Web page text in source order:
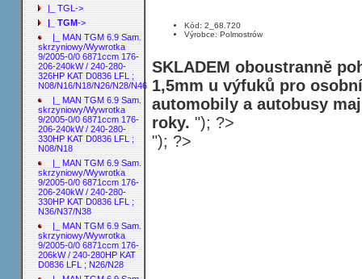
|_ TGL->
|_ TGM->
|_ MAN TGM 6.9 Sam.
skrzyniowy/Wywrotka
9/2005-0/0 6871ccm 176-
206-240kW / 240-280-
326HP KAT D0836 LFL ;
N08/N16/N18/N26/N28/N46
|_ MAN TGM 6.9 Sam.
skrzyniowy/Wywrotka
9/2005-0/0 6871ccm 176-
206-240kW / 240-280-
330HP KAT D0836 LFL ;
N08/N18
|_ MAN TGM 6.9 Sam.
skrzyniowy/Wywrotka
9/2005-0/0 6871ccm 176-
206-240kW / 240-280-
330HP KAT D0836 LFL ;
N36/N37/N38
|_ MAN TGM 6.9 Sam.
skrzyniowy/Wywrotka
9/2005-0/0 6871ccm 176-
206kW / 240-280HP KAT
D0836 LFL ; N26/N28
Kód: 2_68.720
Výrobce: Polmostrów
SKLADEM oboustranně
1,5mm u výfuků pro
automobily a autobusy
roky. "); ?>
"); ?>